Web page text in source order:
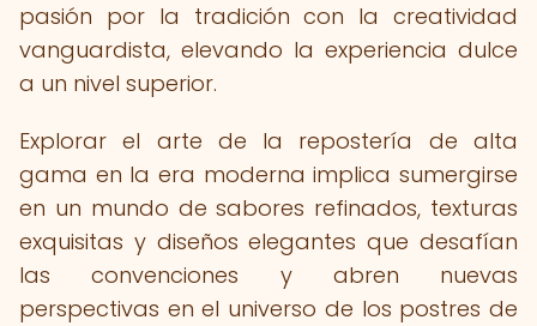
pasión por la tradición con la creatividad
vanguardista, elevando la experiencia dulce
a un nivel superior.
Explorar el arte de la repostería de alta
gama en la era moderna implica sumergirse
en un mundo de sabores refinados, texturas
exquisitas y diseños elegantes que desafían
las convenciones y abren nuevas
perspectivas en el universo de los postres de